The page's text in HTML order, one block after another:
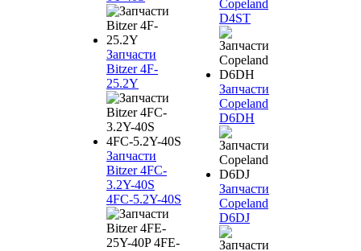
Запчасти
Bitzer 4F-
25.2Y
Запчасти
Bitzer 4FC-
3.2Y-40S
4FC-5.2Y-40S
Copeland
D4ST
Запчасти
Copeland
D6DH
Запчасти
Copeland
D6DJ